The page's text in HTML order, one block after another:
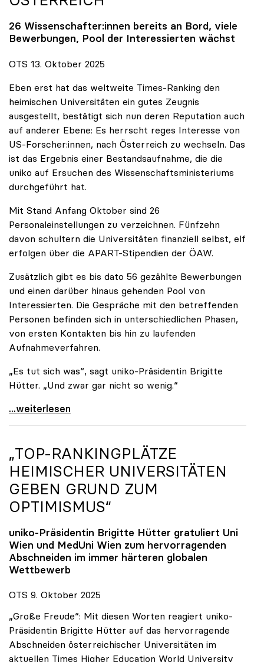
26 Wissenschafter:innen bereits an Bord, viele
Bewerbungen, Pool der Interessierten wächst
OTS 13. Oktober 2025
Eben erst hat das weltweite Times-Ranking den
heimischen Universitäten ein gutes Zeugnis
ausgestellt, bestätigt sich nun deren Reputation auch
auf anderer Ebene: Es herrscht reges Interesse von
US-Forscher:innen, nach Österreich zu wechseln. Das
ist das Ergebnis einer Bestandsaufnahme, die die
uniko auf Ersuchen des Wissenschaftsministeriums
durchgeführt hat.
Mit Stand Anfang Oktober sind 26
Personaleinstellungen zu verzeichnen. Fünfzehn
davon schultern die Universitäten finanziell selbst, elf
erfolgen über die APART-Stipendien der ÖAW.
Zusätzlich gibt es bis dato 56 gezählte Bewerbungen
und einen darüber hinaus gehenden Pool von
Interessierten. Die Gespräche mit den betreffenden
Personen befinden sich in unterschiedlichen Phasen,
von ersten Kontakten bis hin zu laufenden
Aufnahmeverfahren.
„Es tut sich was“, sagt uniko-Präsidentin Brigitte
Hütter. „Und zwar gar nicht so wenig.“
Reges Interesse von US-Forscher:innen an
...weiterlesen
„TOP-RANKINGPLÄTZE
HEIMISCHER UNIVERSITÄTEN
GEBEN GRUND ZUM
OPTIMISMUS“
uniko-Präsidentin Brigitte Hütter gratuliert Uni
Wien und MedUni Wien zum hervorragenden
Abschneiden im immer härteren globalen
Wettbewerb
OTS 9. Oktober 2025
„Große Freude“: Mit diesen Worten reagiert uniko-
Präsidentin Brigitte Hütter auf das hervorragende
Abschneiden österreichischer Universitäten im
aktuellen Times Higher Education World University